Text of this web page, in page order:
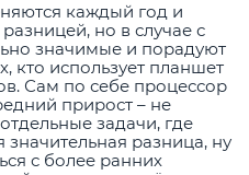
каждый год и
но в случае с
значимые и порадуют
кто использует планшет
Сам по себе процессор
прирост – не
задачи, где
разница, ну
с более ранних